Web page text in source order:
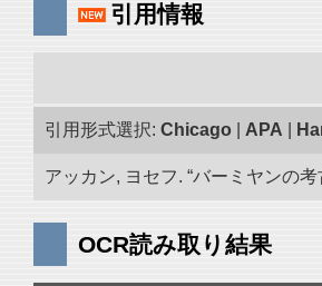
引用情報
引用形式選択: Chicago APA
アッカン, ヨセフ. “バーミヤンの
OCR読み取り結果